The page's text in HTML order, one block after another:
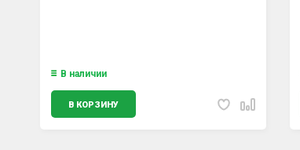
В наличии
В КОРЗИНУ